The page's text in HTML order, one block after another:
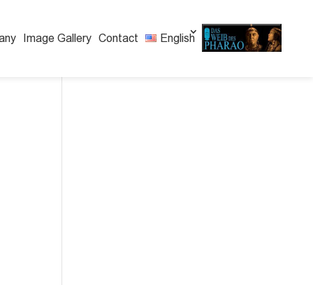
Image Gallery Contact English